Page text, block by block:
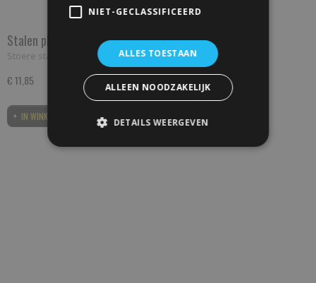
Stalen plankdrager zwart down 20cm
Stoere stalen plankdrager voor industriële wandplanken…
€ 11,85
IN WINKELWAGEN
NIET-GECLASSIFICEERD
ALLES TOESTAAN
ALLEEN NOODZAKELIJK
DETAILS WEERGEVEN